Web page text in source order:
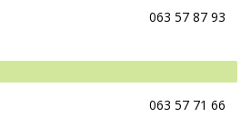
063 57 87 93
063 57 71 66